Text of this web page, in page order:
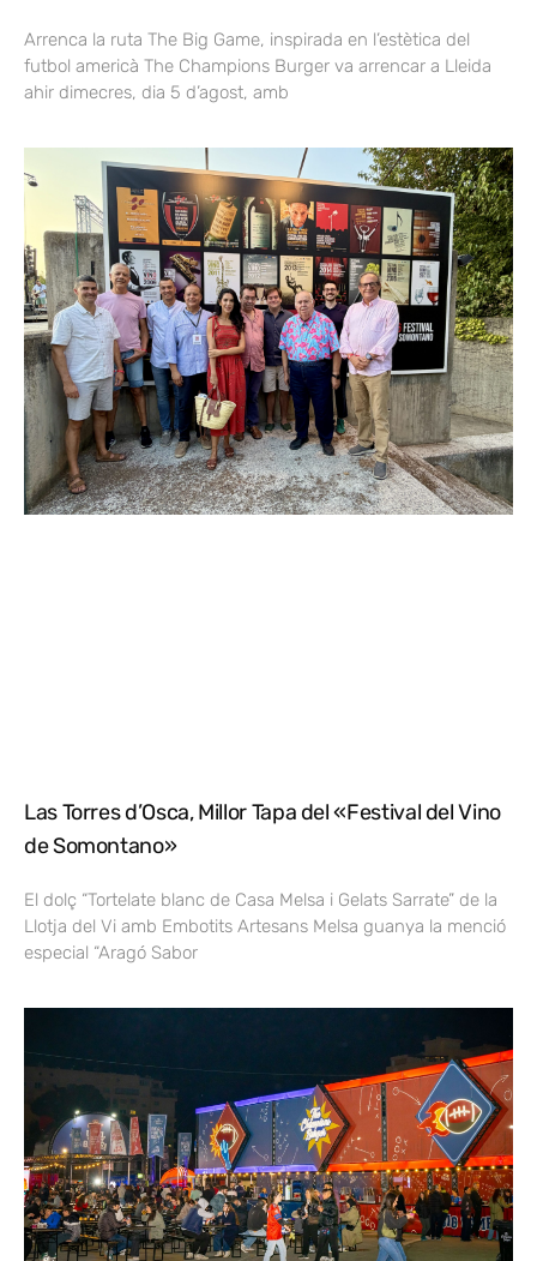
Arrenca la ruta The Big Game, inspirada en l’estètica del
futbol americà The Champions Burger va arrencar a Lleida
ahir dimecres, dia 5 d’agost, amb
Las Torres d’Osca, Millor Tapa del «Festival del Vino
de Somontano»
El dolç “Tortelate blanc de Casa Melsa i Gelats Sarrate” de la
Llotja del Vi amb Embotits Artesans Melsa guanya la menció
especial “Aragó Sabor